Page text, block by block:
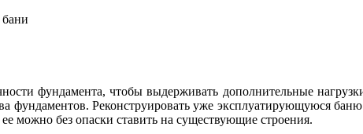
фундамента, чтобы выдерживать дополнительные
фундаментов. Реконструировать уже эксплуатирующуюся
можно без опаски ставить на существующие строения.